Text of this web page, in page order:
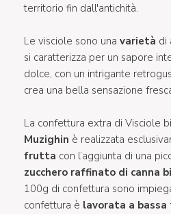
territorio fin dall'antichità.
Le visciole sono una varietà di
si caratterizza per un sapore
dolce, con un intrigante
crea una bella sensazione
La confettura extra di Visciole
Muzighin è realizzata
frutta con l’aggiunta di una
zucchero raffinato di canna
100g di confettura sono
confettura è lavorata a